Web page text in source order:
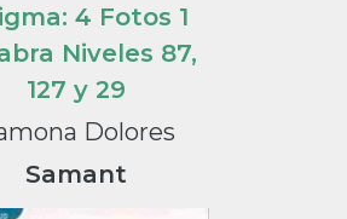
4 Fotos 1
Niveles 87,
127 y 29
Dolores
Samant